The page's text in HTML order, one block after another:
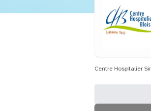
Centre Hospitalier